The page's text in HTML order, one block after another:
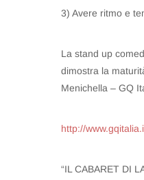
3) Avere ritmo e
La stand up
dimostra la
Menichella – GQ
http://
“IL CABARET DI